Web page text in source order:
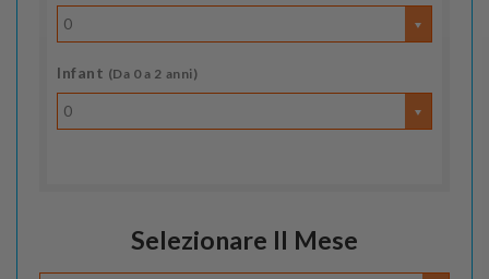
0
Infant (Da 0 a 2 anni)
0
Selezionare Il Mese